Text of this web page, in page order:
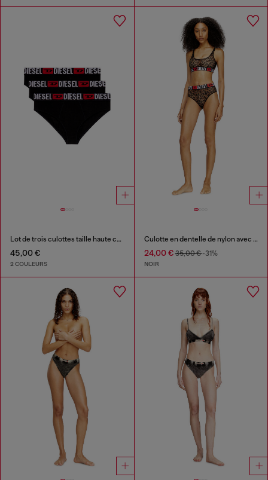
Lot de trois culottes taille haute côtelées
45,00 €
2 COULEURS
Culotte en dentelle de nylon avec logo Diesel
24,00 €35,00 €-31%
NOIR